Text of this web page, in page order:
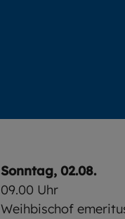
Sonntag, 02.08.
09.00 Uhr
Weihbischof